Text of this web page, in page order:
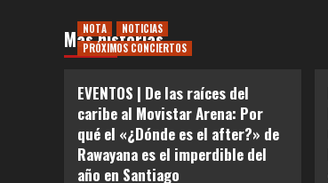
Más historias
NOTA
NOTICIAS
PRÓXIMOS CONCIERTOS
EVENTOS | De las raíces del
caribe al Movistar Arena: Por
qué el «¿Dónde es el after?» de
Rawayana es el imperdible del
año en Santiago